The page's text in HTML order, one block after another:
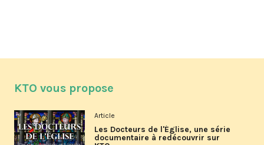
KTO vous propose
Article
Les Docteurs de l'Église, une série
documentaire à redécouvrir sur